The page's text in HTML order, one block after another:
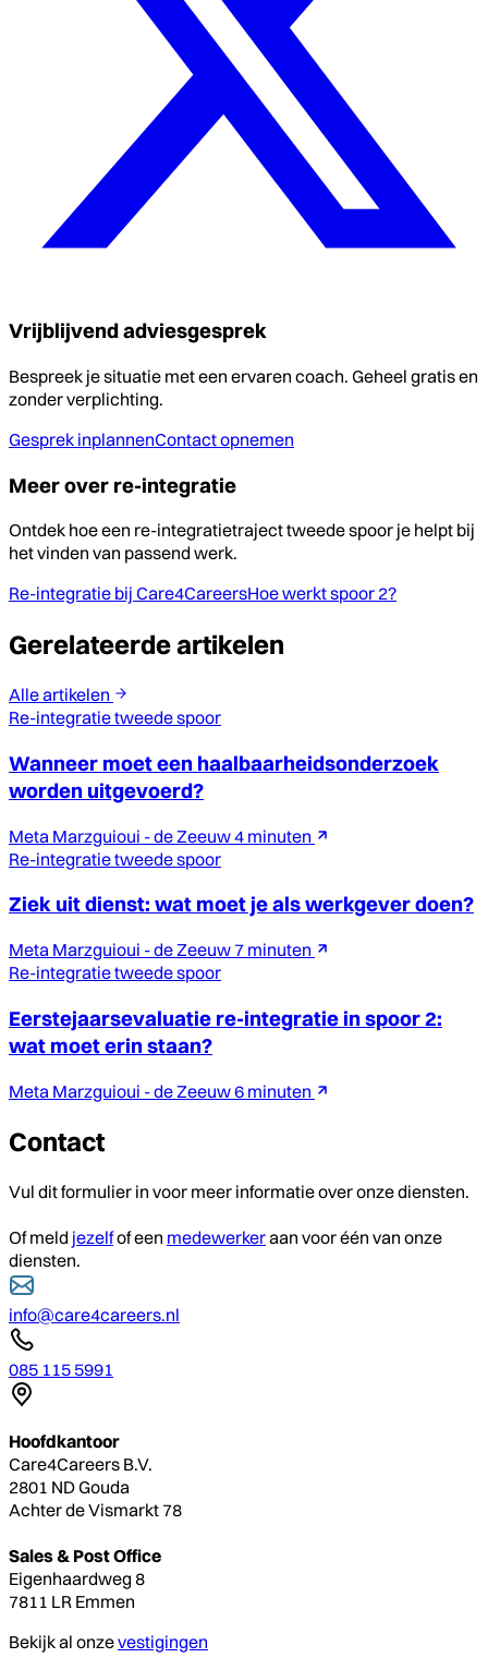
Vrijblijvend adviesgesprek
Bespreek je situatie met een ervaren coach. Geheel gratis en
zonder verplichting.
Gesprek inplannenContact opnemen
Meer over re-integratie
Ontdek hoe een re-integratietraject tweede spoor je helpt bij
het vinden van passend werk.
Re-integratie bij Care4CareersHoe werkt spoor 2?
Gerelateerde artikelen
Alle artikelen
Re-integratie tweede spoor
Wanneer moet een haalbaarheidsonderzoek
worden uitgevoerd?
Meta Marzguioui - de Zeeuw4 minuten
Re-integratie tweede spoor
Ziek uit dienst: wat moet je als werkgever doen?
Meta Marzguioui - de Zeeuw 7 minuten
Re-integratie tweede spoor
Eerstejaarsevaluatie re-integratie in spoor 2:
wat moet erin staan?
Meta Marzguioui - de Zeeuw6 minuten
Contact
Vul dit formulier in voor meer informatie over onze diensten.
Of meld jezelfof een medewerkeraan voor één van onze
diensten.
info@care4careers.nl
085 115 5991
Hoofdkantoor
Care4Careers B.V.
2801 ND Gouda
Achter de Vismarkt 78
Sales & Post Office
Eigenhaardweg 8
7811 LR Emmen
Bekijk al onzevestigingen